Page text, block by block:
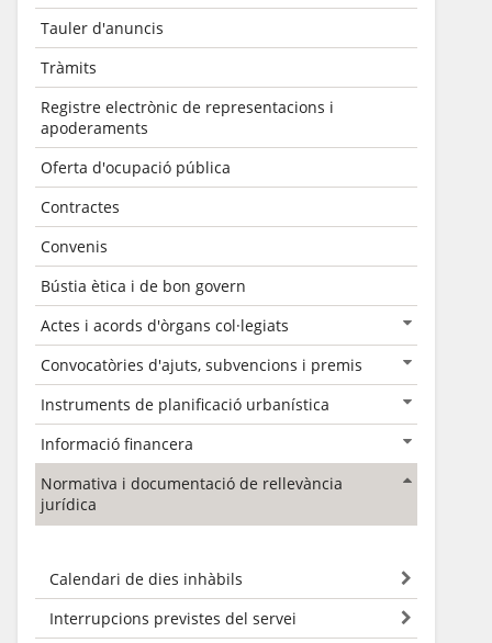
Tauler d'anuncis
Tràmits
Registre electrònic de representacions i
apoderaments
Oferta d'ocupació pública
Contractes
Convenis
Bústia ètica i de bon govern
Actes i acords d'òrgans col·legiats
Convocatòries d'ajuts, subvencions i premis
Instruments de planificació urbanística
Informació financera
Normativa i documentació de rellevància
jurídica
Calendari de dies inhàbils
Interrupcions previstes del servei